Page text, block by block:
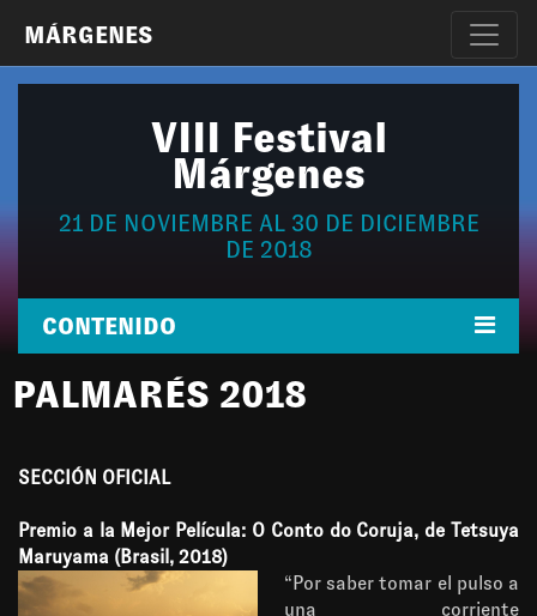
MÁRGENES
VIII Festival
Márgenes
21 DE NOVIEMBRE AL 30 DE DICIEMBRE
DE 2018
CONTENIDO
PALMARÉS 2018
SECCIÓN OFICIAL
Premio a la Mejor Película: O Conto do Coruja, de Tetsuya
Maruyama (Brasil, 2018)
“Por saber tomar el pulso a
una corriente